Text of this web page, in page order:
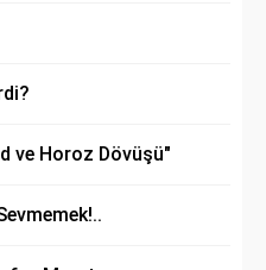
ve Horoz Dövüşü"